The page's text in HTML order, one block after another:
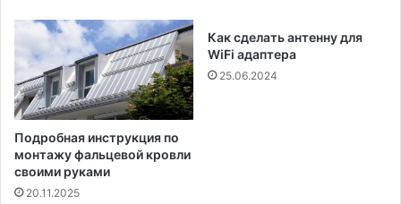
Подробная инструкция по
монтажу фальцевой кровли
своими руками
20.11.2025
Как сделать антенну для
WiFi адаптера
25.06.2024